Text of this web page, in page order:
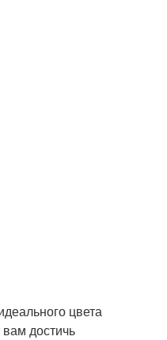
цвета
достичь